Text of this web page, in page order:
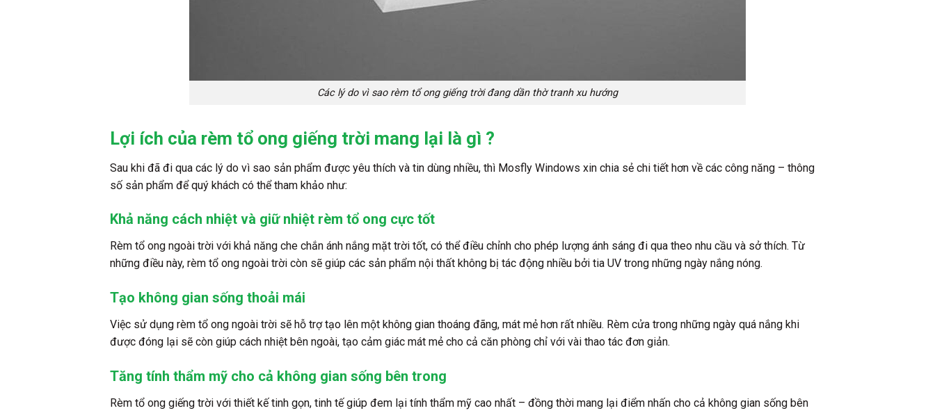
Các lý do vì sao rèm tổ ong giếng trời đang dần thờ tranh xu hướng
Lợi ích của rèm tổ ong giếng trời mang lại là gì ?
Sau khi đã đi qua các lý do vì sao sản phẩm được yêu thích và tin dùng nhiều, thì Mosfly Windows xin chia sẻ chi tiết hơn về các công năng – thông
số sản phẩm để quý khách có thể tham khảo như:
Khả năng cách nhiệt và giữ nhiệt rèm tổ ong cực tốt
Rèm tổ ong ngoài trời với khả năng che chắn ánh nắng mặt trời tốt, có thể điều chỉnh cho phép lượng ánh sáng đi qua theo nhu cầu và sở thích. Từ
những điều này, rèm tổ ong ngoài trời còn sẽ giúp các sản phẩm nội thất không bị tác động nhiều bởi tia UV trong những ngày nắng nóng.
Tạo không gian sống thoải mái
Việc sử dụng rèm tổ ong ngoài trời sẽ hỗ trợ tạo lên một không gian thoáng đãng, mát mẻ hơn rất nhiều. Rèm cửa trong những ngày quá nắng khi
được đóng lại sẽ còn giúp cách nhiệt bên ngoài, tạo cảm giác mát mẻ cho cả căn phòng chỉ với vài thao tác đơn giản.
Tăng tính thẩm mỹ cho cả không gian sống bên trong
Rèm tổ ong giếng trời với thiết kế tinh gọn, tinh tế giúp đem lại tính thẩm mỹ cao nhất – đồng thời mang lại điểm nhấn cho cả không gian sống bên